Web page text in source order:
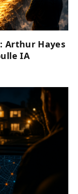
Arthur Hayes
IA